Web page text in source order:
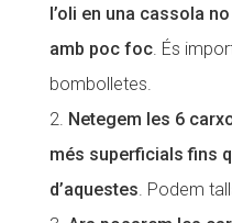
l’oli en una cassola
amb poc foc. És
bombolletes.
Netegem les 6
més superficials fins
d’aquestes. Podem
Fes voluntariat
Fes un donatiu